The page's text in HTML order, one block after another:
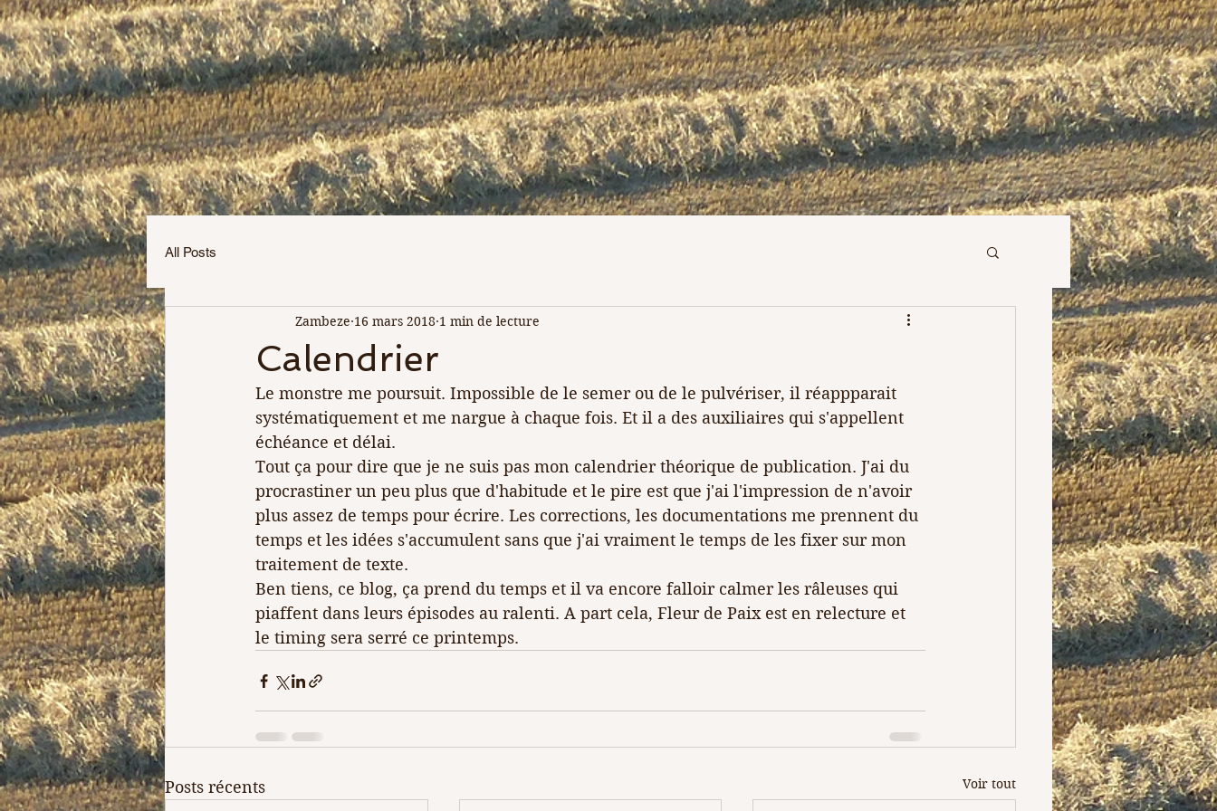
All Posts
Calendrier
Zambeze 16 mars 2018 1 min de lecture
Le monstre me poursuit. Impossible de le semer ou de le pulvériser, il réappparait
systématiquement et me nargue à chaque fois. Et il a des auxiliaires qui s'appellent
échéance et délai.
Tout ça pour dire que je ne suis pas mon calendrier théorique de publication. J'ai du
procrastiner un peu plus que d'habitude et le pire est que j'ai l'impression de n'avoir
plus assez de temps pour écrire. Les corrections, les documentations me prennent du
temps et les idées s'accumulent sans que j'ai vraiment le temps de les fixer sur mon
traitement de texte.
Ben tiens, ce blog, ça prend du temps et il va encore falloir calmer les râleuses qui
piaffent dans leurs épisodes au ralenti. A part cela, Fleur de Paix est en relecture et
le timing sera serré ce printemps.
Posts récents Voir tout